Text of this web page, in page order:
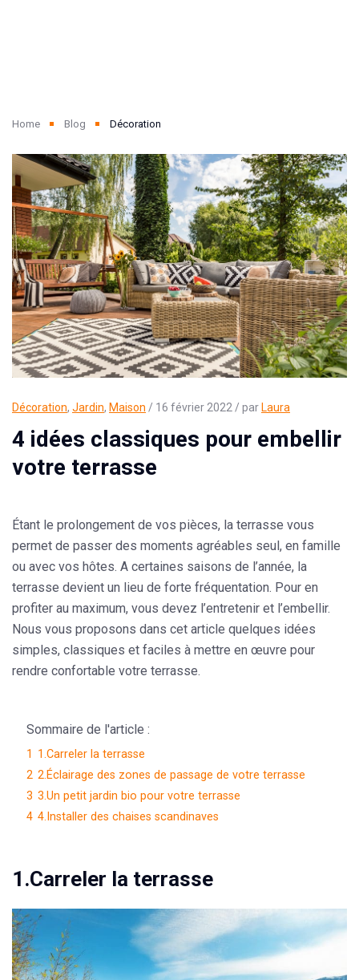
Home Blog Décoration
Décoration, Jardin, Maison / 16 février 2022 / par Laura
4 idées classiques pour embellir
votre terrasse
Étant le prolongement de vos pièces, la terrasse vous
permet de passer des moments agréables seul, en famille
ou avec vos hôtes. A certaines saisons de l’année, la
terrasse devient un lieu de forte fréquentation. Pour en
profiter au maximum, vous devez l’entretenir et l’embellir.
Nous vous proposons dans cet article quelques idées
simples, classiques et faciles à mettre en œuvre pour
rendre confortable votre terrasse.
Sommaire de l'article :
1 1.Carreler la terrasse
2 2.Éclairage des zones de passage de votre terrasse
3 3.Un petit jardin bio pour votre terrasse
4 4.Installer des chaises scandinaves
1.Carreler la terrasse